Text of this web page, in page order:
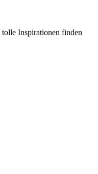
Inspirationen finden